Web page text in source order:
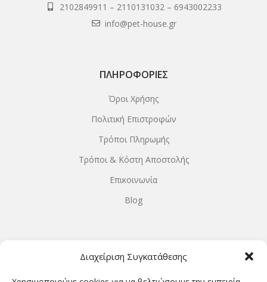
Διαχείριση Συγκατάθεσης
2102849911 – 2110131032 – 6943002233
info@pet-house.gr
ΠΛΗΡΟΦΟΡΊΕΣ
Όροι Χρήσης
Πολιτική Επιστροφών
Τρόποι Πληρωμής
Τρόποι & Κόστη Αποστολής
Επικοινωνία
Blog